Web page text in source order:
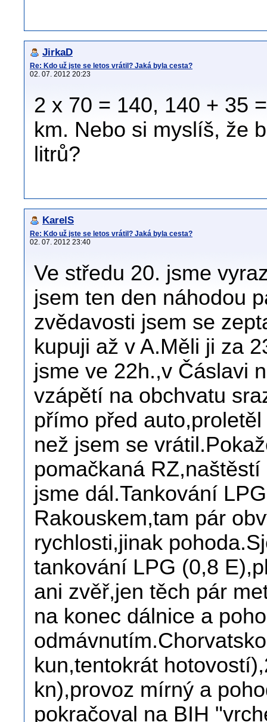
JirkaD
Re: Kdo už jste se letos vrátil? Jaká byla cesta?
02. 07. 2012 20:23
2 x 70 = 140, 140 + 35
km. Nebo si myslíš, že
litrů?
KarelS
Re: Kdo už jste se letos vrátil? Jaká byla cesta?
02. 07. 2012 23:40
Ve středu 20. jsme
jsem ten den náhodou
zvědavosti jsem se
kupuji až v A.Měli ji za
jsme ve 22h.,v Čáslavi
vzápětí na obchvatu
přímo před
než jsem se
pomačkaná
jsme dál.Tankování
Rakouskem,tam pár
rychlosti,jinak
tankování LPG (0,8
ani zvěř,jen těch pár
na konec dálnice a
kun,tentokrát
kn),provoz mírný a
pokračoval na BIH